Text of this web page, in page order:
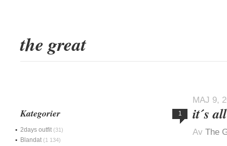
the great
MAJ 9,
1 it´s
Av The
Kategorier
2days outfit (31)
Blandat (1 134)